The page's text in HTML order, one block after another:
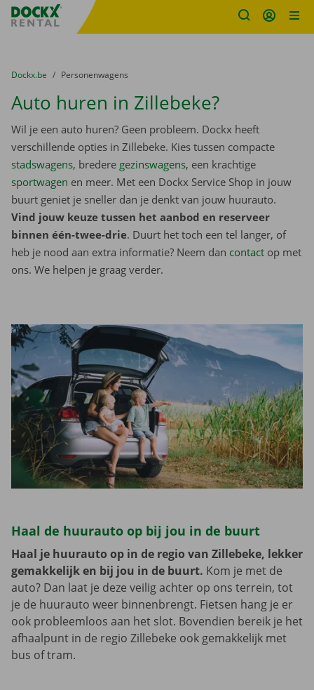
Fratello DEMO
U bevindt zich hier:
van
Dockx.be naar
Personenwagens
Auto huren in Zillebeke?
Wil je een auto huren? Geen probleem. Dockx heeft
verschillende opties in Zillebeke. Kies tussen compacte
stadswagens, bredere gezinswagens, een krachtige
sportwagen en meer. Met een Dockx Service Shop in jouw
buurt geniet je sneller dan je denkt van jouw huurauto.
Vind jouw keuze tussen het aanbod en reserveer
binnen één-twee-drie. Duurt het toch een tel langer, of
heb je nood aan extra informatie? Neem dan contact op met
ons. We helpen je graag verder.
Haal de huurauto op bij jou in de buurt
Haal je huurauto op in de regio van Zillebeke, lekker
gemakkelijk en bij jou in de buurt. Kom je met de
auto? Dan laat je deze veilig achter op ons terrein, tot
je de huurauto weer binnenbrengt. Fietsen hang je er
ook probleemloos aan het slot. Bovendien bereik je het
afhaalpunt in de regio Zillebeke ook gemakkelijk met
bus of tram.